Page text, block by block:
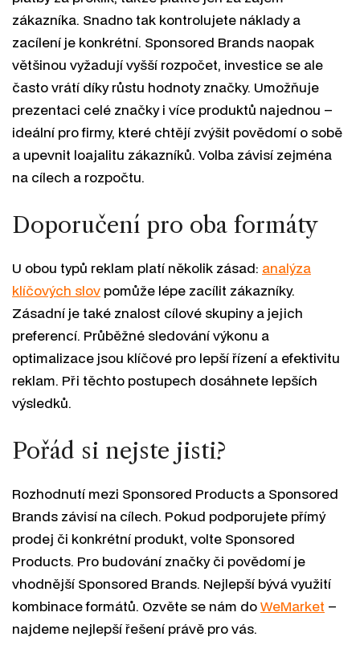
zákazníka. Snadno tak kontrolujete náklady a
zacílení je konkrétní. Sponsored Brands naopak
většinou vyžadují vyšší rozpočet, investice se ale
často vrátí díky růstu hodnoty značky. Umožňuje
prezentaci celé značky i více produktů najednou –
ideální pro firmy, které chtějí zvýšit povědomí o sobě
a upevnit loajalitu zákazníků. Volba závisí zejména
na cílech a rozpočtu.
Doporučení pro oba formáty
U obou typů reklam platí několik zásad: analýza
klíčových slov pomůže lépe zacílit zákazníky.
Zásadní je také znalost cílové skupiny a jejich
preferencí. Průběžné sledování výkonu a
optimalizace jsou klíčové pro lepší řízení a efektivitu
reklam. Při těchto postupech dosáhnete lepších
výsledků.
Pořád si nejste jisti?
Rozhodnutí mezi Sponsored Products a Sponsored
Brands závisí na cílech. Pokud podporujete přímý
prodej či konkrétní produkt, volte Sponsored
Products. Pro budování značky či povědomí je
vhodnější Sponsored Brands. Nejlepší bývá využití
kombinace formátů. Ozvěte se nám doWeMarket –
najdeme nejlepší řešení právě pro vás.